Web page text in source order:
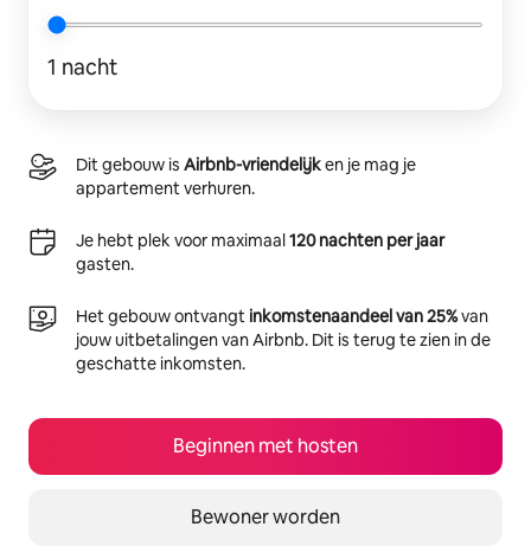
1 nacht
Dit gebouw is Airbnb-vriendelijken je mag je
appartement verhuren.
Je hebt plek voor maximaal120 nachten per jaar
gasten.
Het gebouw ontvangtinkomstenaandeel van 25%van
jouw uitbetalingen van Airbnb. Dit is terug te zien in de
geschatte inkomsten.
Beginnen met hosten
Bewoner worden